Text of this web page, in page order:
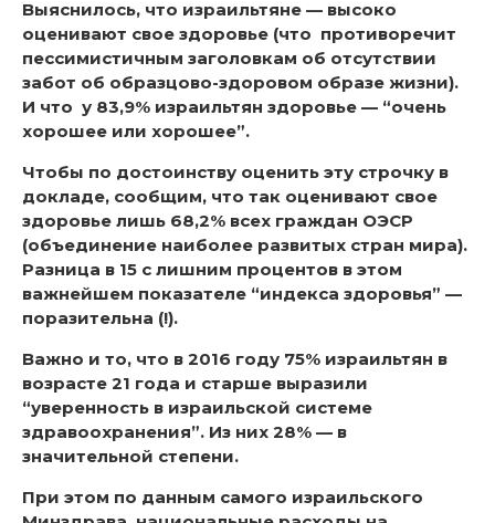
Выяснилось, что израильтяне — высоко
оценивают свое здоровье (что противоречит
пессимистичным заголовкам об отсутствии
забот об образцово-здоровом образе жизни).
И что у 83,9% израильтян здоровье — “очень
хорошее или хорошее”.
Чтобы по достоинству оценить эту строчку в
докладе, сообщим, что так оценивают свое
здоровье лишь 68,2% всех граждан ОЭСР
(объединение наиболее развитых стран мира).
Разница в 15 с лишним процентов в этом
важнейшем показателе “индекса здоровья” —
поразительна (!).
Важно и то, что в 2016 году 75% израильтян в
возрасте 21 года и старше выразили
“уверенность в израильской системе
здравоохранения”. Из них 28% — в
значительной степени.
При этом по данным самого израильского